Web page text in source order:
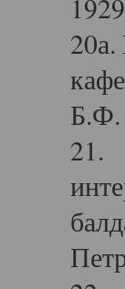
Б.Ф.
21.